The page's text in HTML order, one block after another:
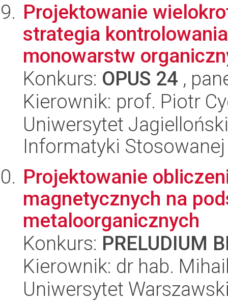
Projektowanie
strategia
monowarstw
Konkurs: OPUS 24 ,
Kierownik: prof. Piotr
Uniwersytet
Informatyki Stosowanej
Projektowanie
magnetycznych na
metaloorganicznych
Konkurs: PRELUDIUM
Kierownik: dr hab.
Uniwersytet